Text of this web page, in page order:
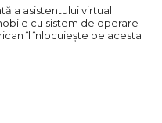
a asistentului virtual
cu sistem de operare
îl înlocuiește pe acesta